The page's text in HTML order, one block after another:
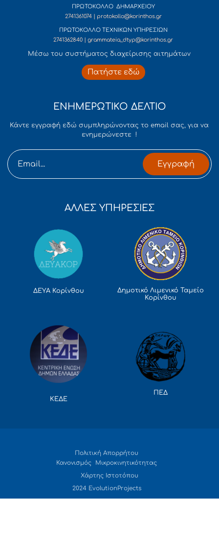
ΠΡΩΤΟΚΟΛΛΟ ΔΗΜΑΡΧΕΙΟΥ
2741361074 | protokollo@korinthos.gr
ΠΡΩΤΟΚΟΛΛΟ ΤΕΧΝΙΚΩΝ ΥΠΗΡΕΣΙΩΝ
2741362840 | grammateia_dtyp@korinthos.gr
Mέσω του συστήματος διαχείρισης αιτημάτων
Πατήστε εδώ
ΕΝΗΜΕΡΩΤΙΚΟ ΔΕΛΤΙΟ
Κάντε εγγραφή εδώ συμπληρώνοντας το email σας, για να
ενημερώνεστε !
Εγγραφή
ΑΛΛΕΣ ΥΠΗΡΕΣΙΕΣ
ΔΕΥΑ Κορίνθου
Δημοτικό Λιμενικό Ταμείο
Κορίνθου
ΚΕΔΕ
ΠΕΔ
Πολιτική Απορρήτου
Κανονισμός Μικροκινητικότητας
Χάρτης Ιστοτόπου
2024 EvolutionProjects